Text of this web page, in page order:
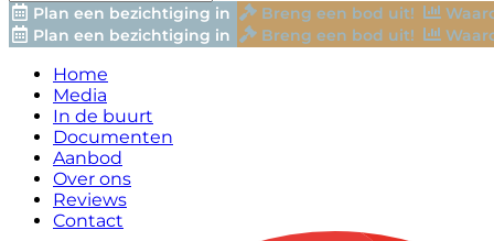
Plan een bezichtiging in Breng een bod uit!
Plan een bezichtiging in
Breng een bod uit!
Home
Media
In de buurt
Documenten
Aanbod
Over ons
Reviews
Contact